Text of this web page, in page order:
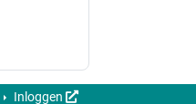
Inloggen